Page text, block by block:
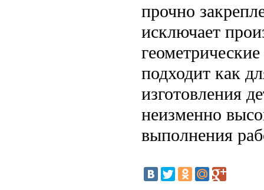
прочно
исключает
подходит как
изготовления
неизменно
выполнения